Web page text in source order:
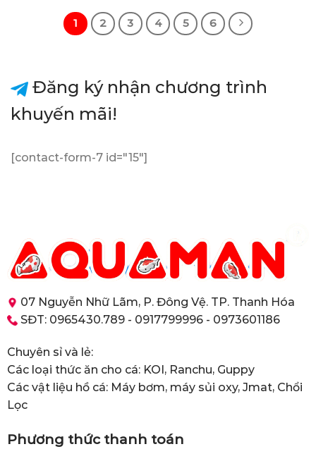
1 2 3 4 5 6
Đăng ký nhận chương trình
khuyến mãi!
[contact-form-7 id="15"]
07 Nguyễn Nhữ Lãm, P. Đông Vệ. TP. Thanh Hóa
SĐT: 0965430.789 - 0917799996 - 0973601186
Chuyên sỉ và lẻ:
Các loại thức ăn cho cá: KOI, Ranchu, Guppy
Các vật liệu hồ cá: Máy bơm, máy sủi oxy, Jmat, Chổi
Lọc
Phương thức thanh toán